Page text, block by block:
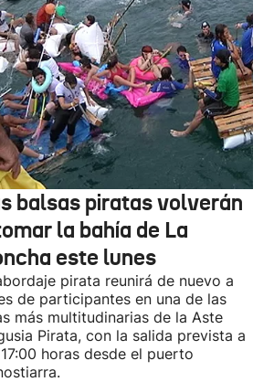
balsas piratas volverán
la bahía de La
este lunes
pirata reunirá de nuevo a
de participantes en una de las
más multitudinarias de la Aste
Pirata, con la salida prevista a
horas desde el puerto